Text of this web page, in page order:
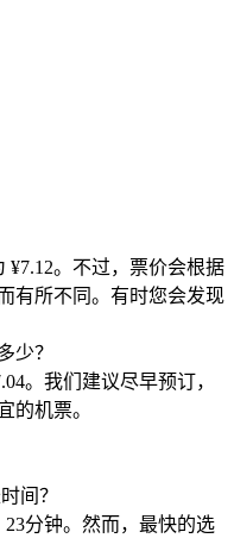
¥7.12。不过，票价会根据
有所不同。有时您会发现
少？
。我们建议尽早预订，
的机票。
间？
分钟。然而，最快的选